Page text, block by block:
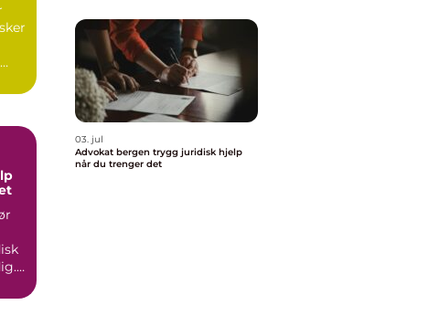
03. jul
Advokat bergen trygg juridisk hjelp
når du trenger det